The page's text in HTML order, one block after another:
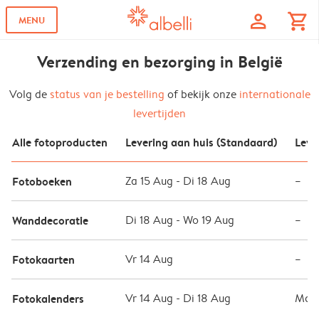
MENU profile shopping_cart
Verzending en bezorging in België
Volg de status van je bestelling of bekijk onze internationale
levertijden
Alle fotoproducten Levering aan huis (Standaard)
Fotoboeken Za 15 Aug - Di 18 Aug –
Wanddecoratie Di 18 Aug - Wo 19 Aug –
Fotokaarten Vr 14 Aug –
Fotokalenders Vr 14 Aug - Di 18 Aug Ma